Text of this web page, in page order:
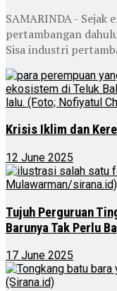
SAMARINDA - Sejak
pertambangan
Sisa industri
Krisis Iklim dan
12 June 2025
Tujuh Perguruan
Barunya Tak Perlu
17 June 2025